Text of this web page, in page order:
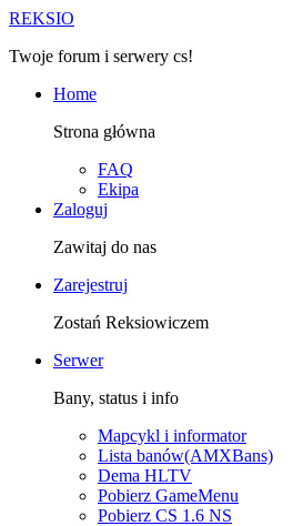
REKSIO
Twoje forum i serwery cs!
Home
Strona główna
FAQ
Ekipa
Zaloguj
Zawitaj do nas
Zarejestruj
Zostań Reksiowiczem
Serwer
Bany, status i info
Mapcykl i informator
Lista banów(AMXBans)
Dema HLTV
Pobierz GameMenu
Pobierz CS 1.6 NS